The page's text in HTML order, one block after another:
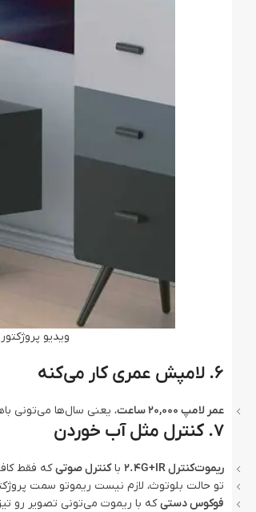
ویدیو پروژکتور DLP از پاورولوژی Powerology 4K Ultra Short Throw DLP Projector 2+16GB
۶. لامپش عمری کار می‌کنه
عمر لامپ 20,000 ساعت ، یعنی سال‌ها می‌تونی
۷. کنترل مثل آب خوردن
ریموت‌کنترل 2.4G+IR باکنترل صوتیکه فقط
تو حالت بلوتوث، لازم نیست ریموتو سمت
فوکوس دستیکه با ریموت می‌تونی تصویر رو